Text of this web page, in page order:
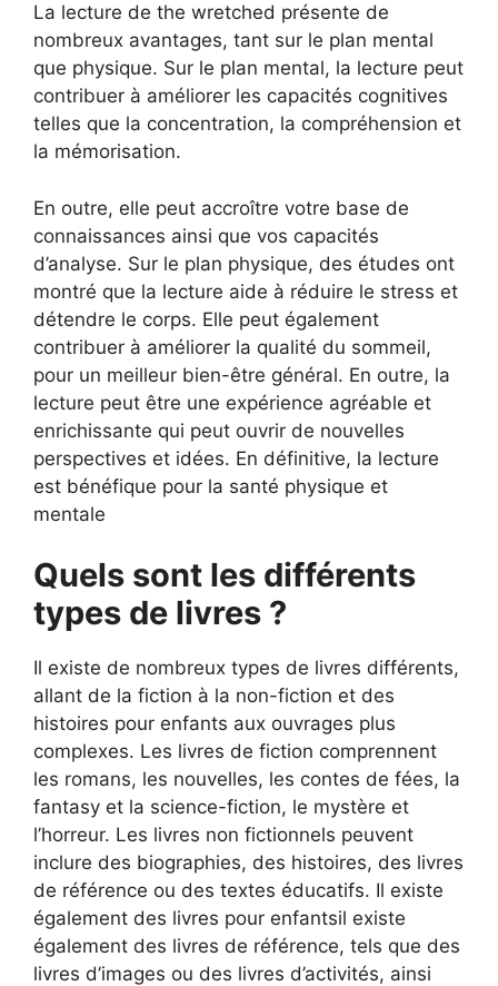
La lecture de the wretched présente de
nombreux avantages, tant sur le plan mental
que physique. Sur le plan mental, la lecture peut
contribuer à améliorer les capacités cognitives
telles que la concentration, la compréhension et
la mémorisation.
En outre, elle peut accroître votre base de
connaissances ainsi que vos capacités
d’analyse. Sur le plan physique, des études ont
montré que la lecture aide à réduire le stress et
détendre le corps. Elle peut également
contribuer à améliorer la qualité du sommeil,
pour un meilleur bien-être général. En outre, la
lecture peut être une expérience agréable et
enrichissante qui peut ouvrir de nouvelles
perspectives et idées. En définitive, la lecture
est bénéfique pour la santé physique et
mentale
Quels sont les différents
types de livres ?
Il existe de nombreux types de livres différents,
allant de la fiction à la non-fiction et des
histoires pour enfants aux ouvrages plus
complexes. Les livres de fiction comprennent
les romans, les nouvelles, les contes de fées, la
fantasy et la science-fiction, le mystère et
l’horreur. Les livres non fictionnels peuvent
inclure des biographies, des histoires, des livres
de référence ou des textes éducatifs. Il existe
également des livres pour enfantsil existe
également des livres de référence, tels que des
livres d’images ou des livres d’activités, ainsi